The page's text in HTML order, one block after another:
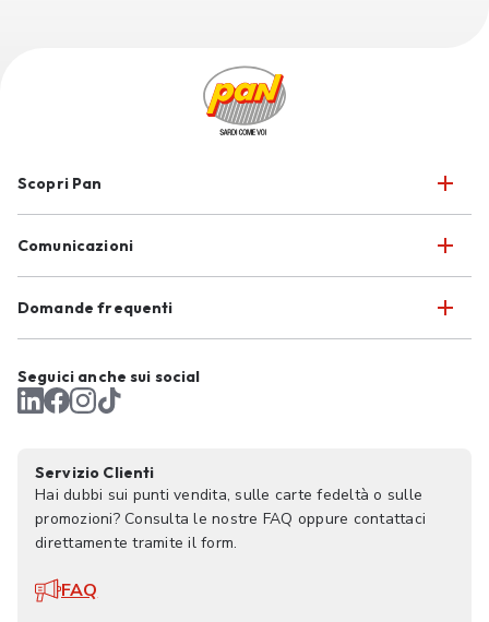
Scopri Pan
Comunicazioni
Domande frequenti
Seguici anche sui social
Servizio Clienti
Hai dubbi sui punti vendita, sulle carte fedeltà o sulle
promozioni? Consulta le nostre FAQ oppure contattaci
direttamente tramite il form.
FAQ